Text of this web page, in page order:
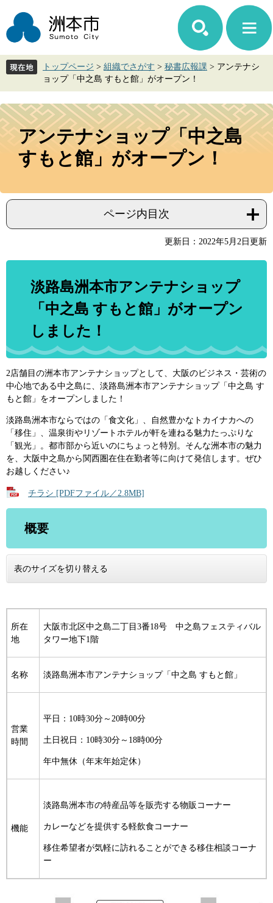
ジ
先
ュ
を
て
本
トップページ > 組織でさがす > 秘書広報課 > アンテナシ
ョップ「中之島 すもと館」がオープン！
本
文
アンテナショップ「中之島
すもと館」がオープン！
ページ内目次
更新日：2022年5月2日更新
淡路島洲本市アンテナショップ
「中之島 すもと館」がオープン
しました！
2店舗目の洲本市アンテナショップとして、大阪のビジネス・芸術の
中心地である中之島に、淡路島洲本市アンテナショップ「中之島 す
もと館」をオープンしました！
淡路島洲本市ならではの「食文化」、自然豊かなトカイナカへの
「移住」、温泉街やリゾートホテルが軒を連ねる魅力たっぷりな
「観光」。都市部から近いのにちょっと特別。そんな洲本市の魅力
を、大阪中之島から関西圏在住在勤者等に向けて発信します。ぜひ
お越しください♪
チラシ [PDFファイル／2.8MB]
概要
表のサイズを切り替える
所在
地
大阪市北区中之島二丁目3番18号 中之島フェスティバル
タワー地下1階
名称 淡路島洲本市アンテナショップ「中之島 すもと館」
営業
時間
平日：10時30分～20時00分
土日祝日：10時30分～18時00分
年中無休（年末年始定休）
機能
淡路島洲本市の特産品等を販売する物販コーナー
カレーなどを提供する軽飲食コーナー
移住希望者が気軽に訪れることができる移住相談コーナ
ー